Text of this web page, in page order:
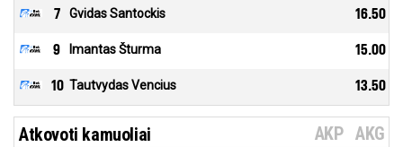
7 Gvidas Santockis 16.50
9 Imantas Šturma 15.00
10 Tautvydas Vencius 13.50
Atkovoti kamuoliai AKP AKG